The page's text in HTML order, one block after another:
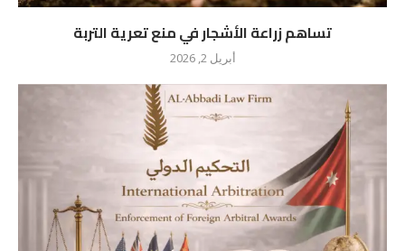
تساهم زراعة الأشجار في منع تعرية التربة
أبريل 2, 2026